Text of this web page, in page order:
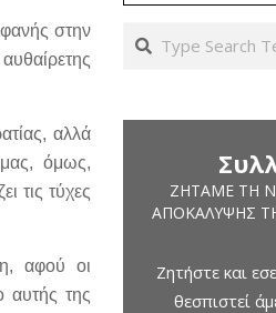
στην
αλλά
μας, όμως,
τις τύχες
αφού οι
αυτής της
Search
ΖΗΤΆΜΕ ΤΗ
ΑΠΟΚΆΛΥΨΗΣ
Ζητήστε και
θεσπιστεί